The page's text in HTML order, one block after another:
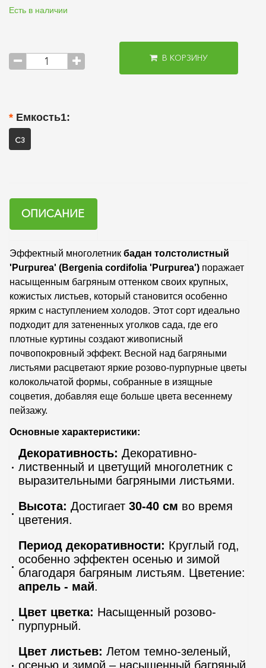
Есть в наличии
В КОРЗИНУ
Емкость1:
С3
ОПИСАНИЕ
Эффектный многолетник бадан толстолистный
'Purpurea' (Bergenia cordifolia 'Purpurea') поражает
насыщенным багряным оттенком своих крупных,
кожистых листьев, который становится особенно
ярким с наступлением холодов. Этот сорт идеально
подходит для затененных уголков сада, где его
плотные куртины создают живописный
почвопокровный эффект. Весной над багряными
листьями расцветают яркие розово-пурпурные цветы
колокольчатой формы, собранные в изящные
соцветия, добавляя еще больше цвета весеннему
пейзажу.
Основные характеристики:
Декоративность: Декоративно-
лиственный и цветущий многолетник с
выразительными багряными листьями.
Высота: Достигает 30-40 см во время
цветения.
Период декоративности: Круглый год,
особенно эффектен осенью и зимой
благодаря багряным листьям. Цветение:
апрель - май.
Цвет цветка: Насыщенный розово-
пурпурный.
Цвет листьев: Летом темно-зеленый,
осенью и зимой – насыщенный багряный